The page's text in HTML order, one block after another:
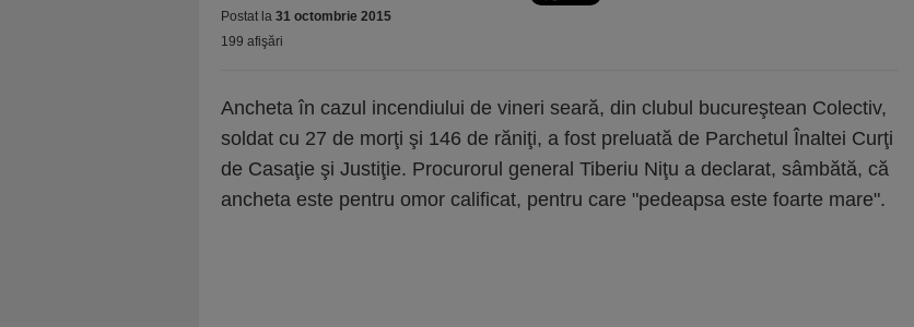
Postat la 31 octombrie 2015
199 afişări
Ancheta în cazul incendiului de vineri seară, din clubul bucureştean Colectiv,
soldat cu 27 de morţi şi 146 de răniţi, a fost preluată de Parchetul Înaltei Curţi
de Casaţie şi Justiţie. Procurorul general Tiberiu Niţu a declarat, sâmbătă, că
ancheta este pentru omor calificat, pentru care "pedeapsa este foarte mare".